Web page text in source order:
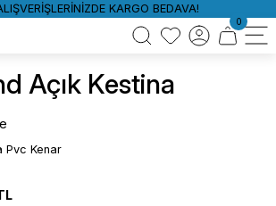
KARGO BEDAVA!
0
Açık Kestina
Pvc Kenar